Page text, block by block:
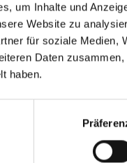
um Inhalte und
Website zu
für soziale Medien,
Daten
haben.